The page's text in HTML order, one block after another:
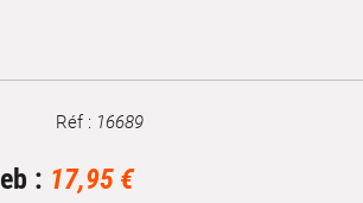
Réf : 16689
: 17,95 €